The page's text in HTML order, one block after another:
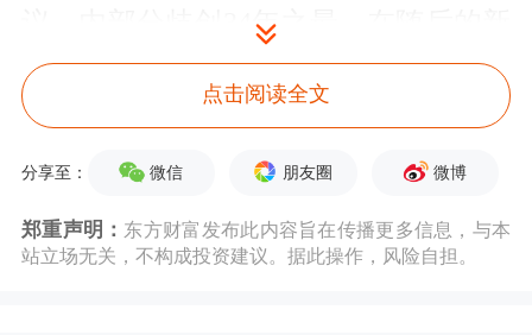
议，内部分歧创34年之最。在随后的新
闻发布会上，鲍威尔更打破75年惯例，
卸任主席后留任理事。复杂的内部格局
并不妨碍特朗普提名的凯文·沃什的改
革计划。他计划废除点阵图、取消记者
会、弱化前瞻指引，或终结美联储延续
点击阅读全文
分享至： 微信 朋友圈 微博
郑重声明： 东方财富发布此内容旨在传播更多信息，与本
站立场无关，不构成投资建议。据此操作，风险自担。